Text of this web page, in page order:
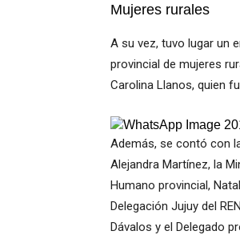
Mujeres rurales
A su vez, tuvo lugar un
provincial de mujeres
Carolina Llanos, quien
Además, se contó con
Alejandra Martínez, la
Humano provincial,
Delegación Jujuy del
Dávalos y el Delegado